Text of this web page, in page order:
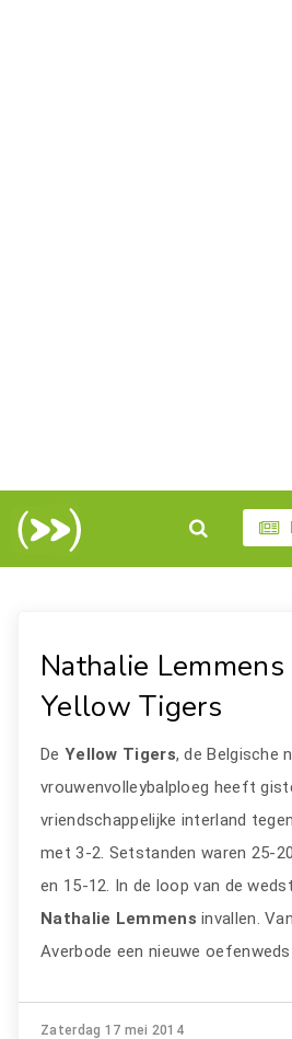
Nathalie
Yellow Tigers
De Yellow Tigers, de Belgische
vrouwenvolleybalploeg heeft
vriendschappelijke interland
met 3-2. Setstanden waren 25-
en 15-12. In de loop van de
Nathalie Lemmensinvallen.
Averbode een nieuwe
Zaterdag 17 mei 2014